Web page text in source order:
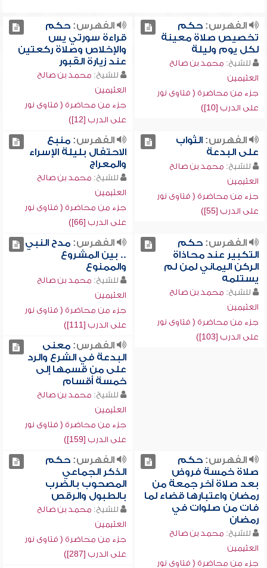
الفهرس:حكم
تخصيص صلاة معينة
لكل يوم وليلة
للشيخ: محمد بن صالح
العثيمين
جزء من محاضرة ( فتاوى نور
على الدرب [10])
الفهرس:حكم
قراءة سورتي يس
والإخلاص وصلاة ركعتين
عند زيارة القبور
للشيخ: محمد بن صالح
العثيمين
جزء من محاضرة ( فتاوى نور
على الدرب [12])
الفهرس:الثواب
على البدعة
للشيخ: محمد بن صالح
العثيمين
جزء من محاضرة ( فتاوى نور
على الدرب [55])
الفهرس:منبع
الاحتفال بليلة الإسراء
والمعراج
للشيخ: محمد بن صالح
العثيمين
جزء من محاضرة ( فتاوى نور
على الدرب [66])
الفهرس:حكم
التكبير عند محاذاة
الركن اليماني لمن لم
يستلمه
للشيخ: محمد بن صالح
العثيمين
جزء من محاضرة ( فتاوى نور
على الدرب [103])
الفهرس:مدح النبي
.. بين المشروع
والممنوع
للشيخ: محمد بن صالح
العثيمين
جزء من محاضرة ( فتاوى نور
على الدرب [111])
الفهرس:معنى
البدعة في الشرع والرد
على من قسمها إلى
خمسة أقسام
للشيخ: محمد بن صالح
العثيمين
جزء من محاضرة ( فتاوى نور
على الدرب [159])
الفهرس:حكم
صلاة خمسة فروض
بعد صلاة آخر جمعة من
رمضان واعتبارها قضاء لما
فات من صلوات في
رمضان
للشيخ: محمد بن صالح
العثيمين
جزء من محاضرة ( فتاوى نور
الفهرس:حكم
الذكر الجماعي
المصحوب بالضرب
بالطبول والرقص
للشيخ: محمد بن صالح
العثيمين
جزء من محاضرة ( فتاوى نور
على الدرب [287])